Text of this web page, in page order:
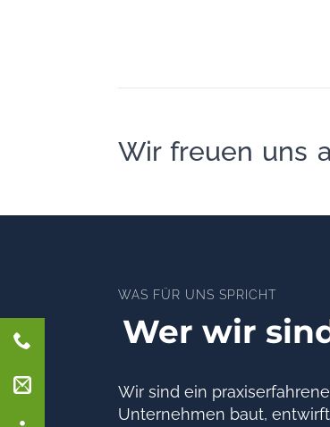
Wir freuen uns
WAS FÜR UNS SPRICHT
Wer wir
Wir sind ein
Unternehmen baut,